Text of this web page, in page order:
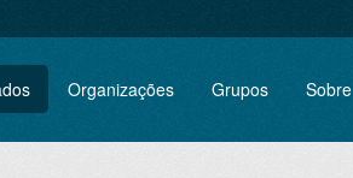
Organizações Grupos Sobre